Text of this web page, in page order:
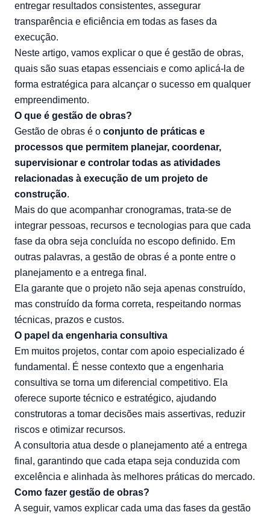
entregar resultados consistentes, assegurar
transparência e eficiência em todas as fases da
execução.
Neste artigo, vamos explicar o que é gestão de obras,
quais são suas etapas essenciais e como aplicá-la de
forma estratégica para alcançar o sucesso em qualquer
empreendimento.
O que é gestão de obras?
Gestão de obras é o conjunto de práticas e
processos que permitem planejar, coordenar,
supervisionar e controlar todas as atividades
relacionadas à execução de um projeto de
construção.
Mais do que acompanhar cronogramas, trata-se de
integrar pessoas, recursos e tecnologias para que cada
fase da obra seja concluída no escopo definido. Em
outras palavras, a gestão de obras é a ponte entre o
planejamento e a entrega final.
Ela garante que o projeto não seja apenas construído,
mas construído da forma correta, respeitando normas
técnicas, prazos e custos.
O papel da engenharia consultiva
Em muitos projetos, contar com apoio especializado é
fundamental. É nesse contexto que a engenharia
consultiva se torna um diferencial competitivo. Ela
oferece suporte técnico e estratégico, ajudando
construtoras a tomar decisões mais assertivas, reduzir
riscos e otimizar recursos.
A consultoria atua desde o planejamento até a entrega
final, garantindo que cada etapa seja conduzida com
excelência e alinhada às melhores práticas do mercado.
Como fazer gestão de obras?
A seguir, vamos explicar cada uma das fases da gestão